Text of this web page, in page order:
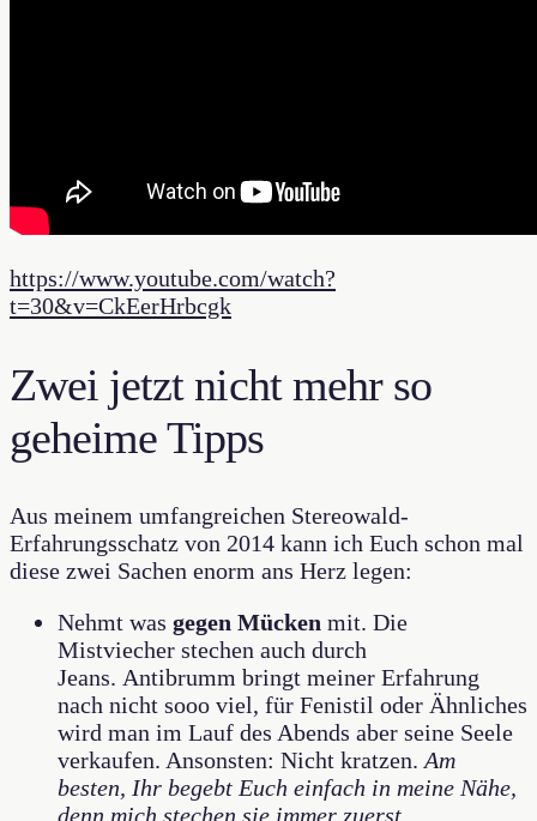
https://www.youtube.com/watch?
t=30&v=CkEerHrbcgk
Zwei jetzt nicht mehr so
geheime Tipps
Aus meinem umfangreichen Stereowald-
Erfahrungsschatz von 2014 kann ich Euch schon mal
diese zwei Sachen enorm ans Herz legen:
Nehmt was gegen Mücken mit. Die
Mistviecher stechen auch durch
Jeans. Antibrumm bringt meiner Erfahrung
nach nicht sooo viel, für Fenistil oder Ähnliches
wird man im Lauf des Abends aber seine Seele
verkaufen. Ansonsten: Nicht kratzen.Am
besten, Ihr begebt Euch einfach in meine Nähe,
denn mich stechen sie immer zuerst.